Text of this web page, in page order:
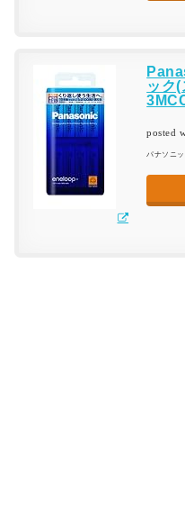
ック
posted
パナソニ